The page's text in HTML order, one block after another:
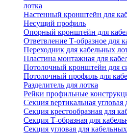
лотка
Настенный кронштейн для
Несущий профиль
Опорный кронштейн для
Ответвление Т-образное для
Переходник для кабельных
Пластина монтажная для
Потолочный кронштейн для
Потолочный профиль для
Разделитель для лотка
Рейки профильные
Секция вертикальная угловая
Секция крестообразная для
Секция Т-образная для
Секция угловая для